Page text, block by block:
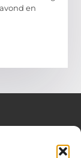
en
artikelen